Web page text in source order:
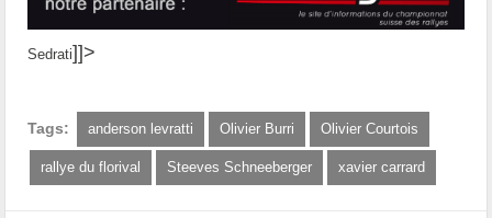
Sedrati]]>
Tags: anderson levratti Olivier Burri Olivier Courtois
rallye du florival Steeves Schneeberger xavier carrard